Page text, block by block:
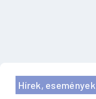
Hírek, események